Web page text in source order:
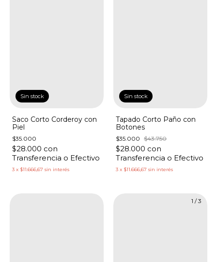
Sin stock
Saco Corto Corderoy con
Piel
$35.000
$28.000 con
Transferencia o Efectivo
3 x $11.666,67 sin interés
Sin stock
Tapado Corto Paño con
Botones
$35.000 $43.750
$28.000 con
Transferencia o Efectivo
3 x $11.666,67 sin interés
1 /3